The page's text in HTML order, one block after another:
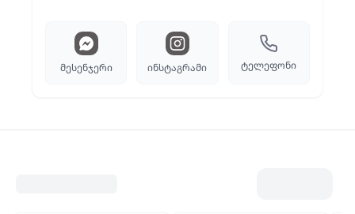
მესენჯერი ინსტაგრამი ტელეფონი